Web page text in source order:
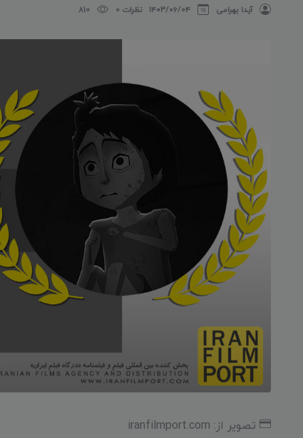
آیدا بهرامی ۱۴۰۳/۰۶/۰۴ نظرات 0 810
تصویر از: iranfilmport.com